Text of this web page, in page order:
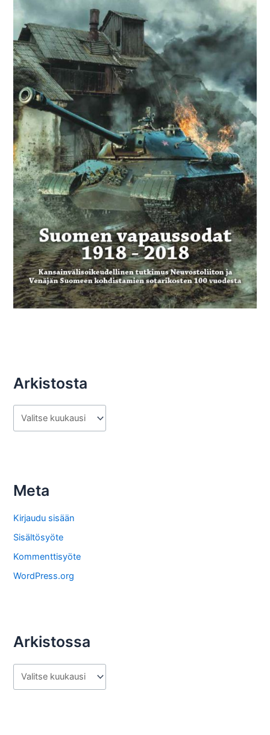
Arkistosta
r
s
o
s
t
a
Meta
Kirjaudu sisään
Sisältösyöte
Kommenttisyöte
WordPress.org
Arkistossa
r